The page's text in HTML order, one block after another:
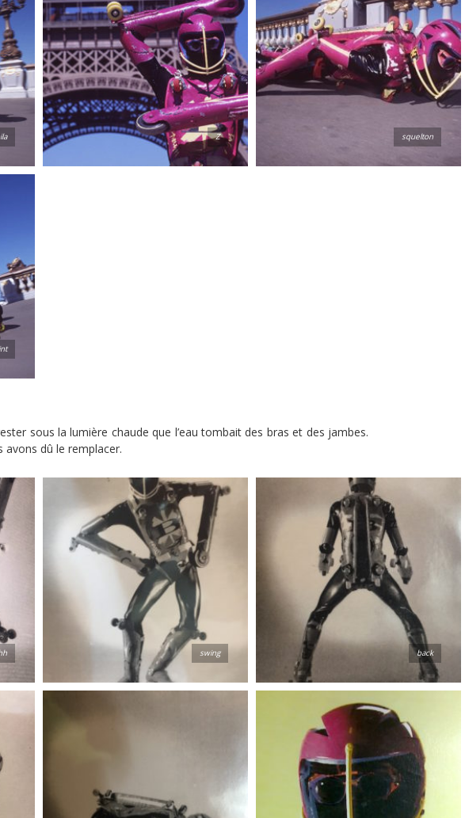
Z squelton
sous la lumière chaude que l’eau tombait des bras et des jambes.
avons dû le remplacer.
swing back